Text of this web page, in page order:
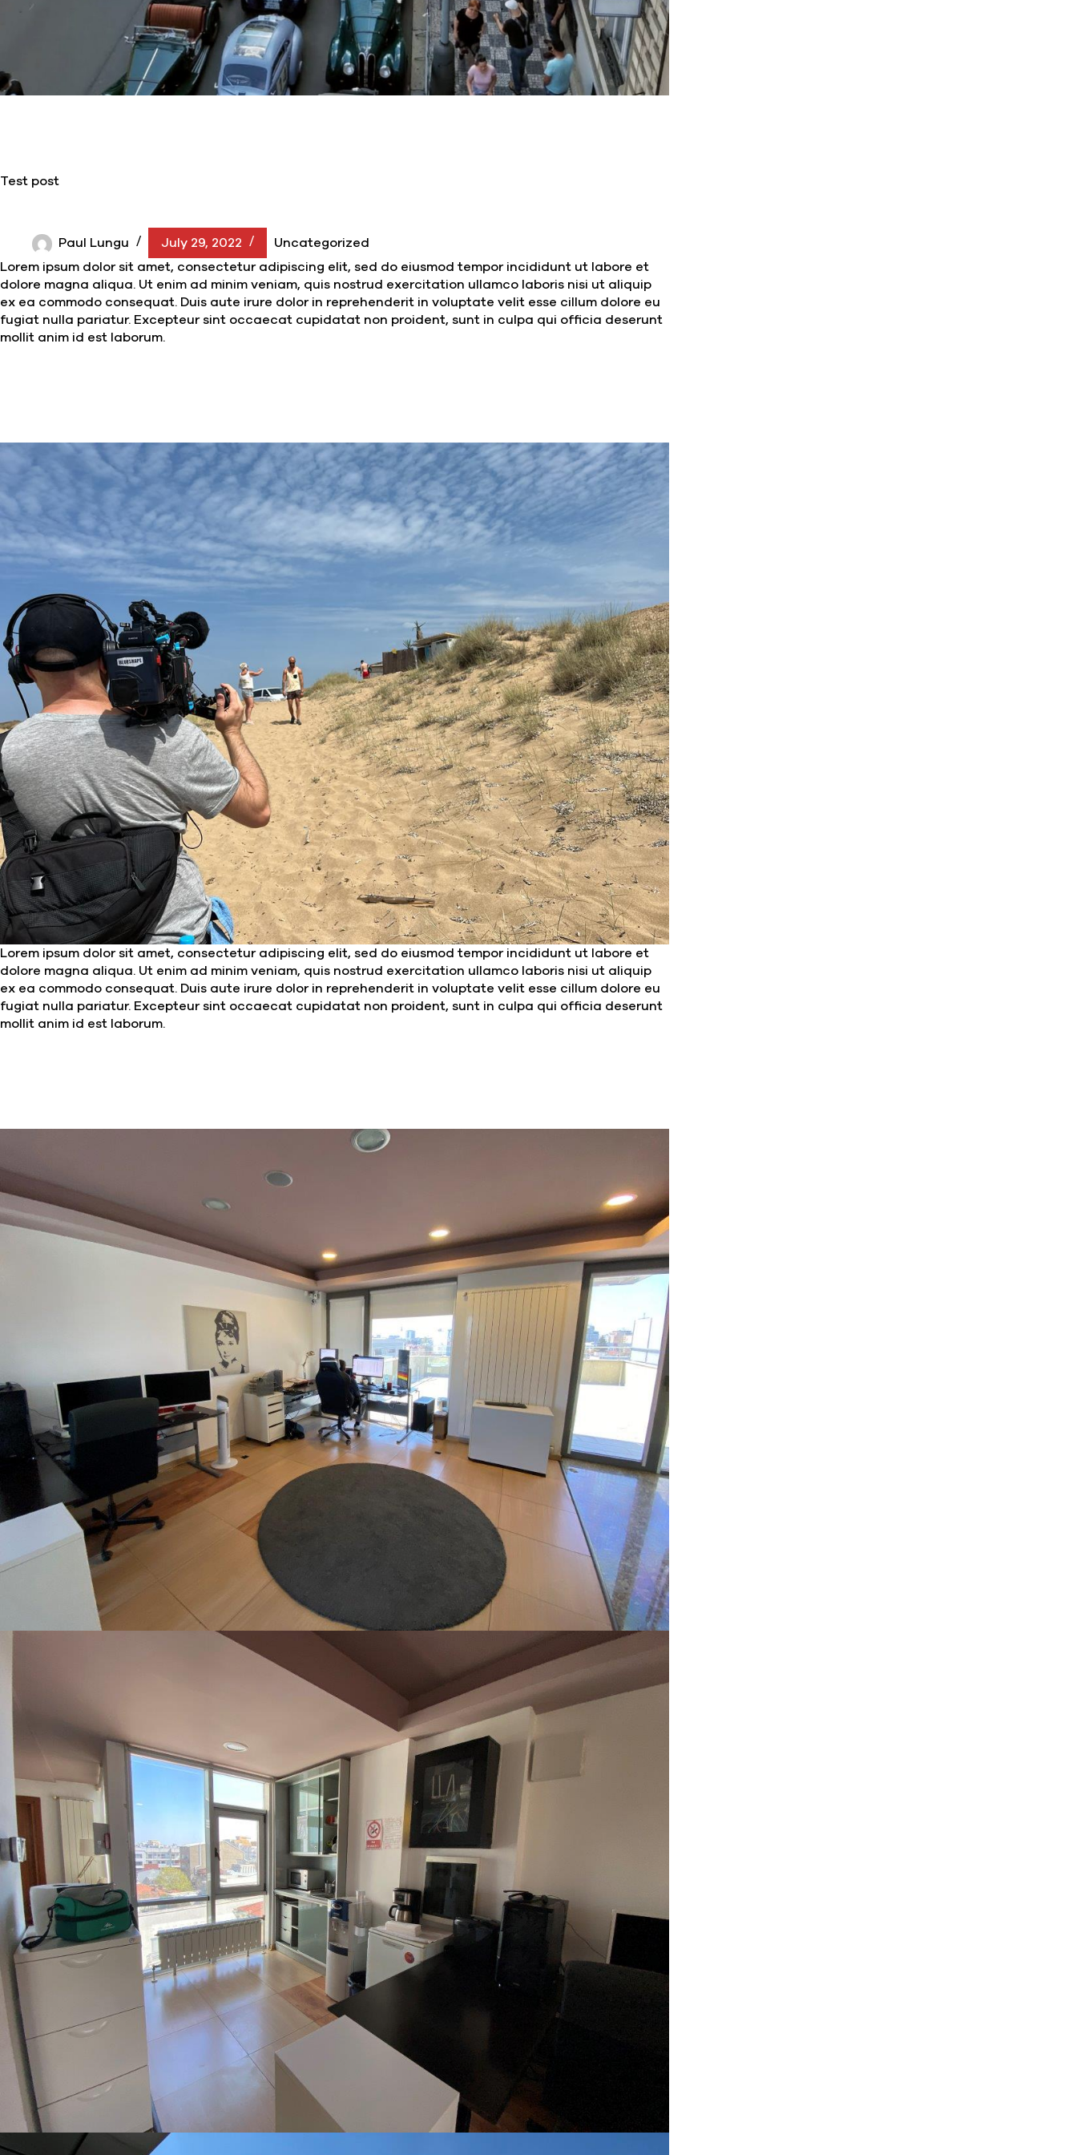
Test post
Paul Lungu July 29, 2022
Uncategorized
Lorem ipsum dolor sit amet, consectetur adipiscing elit, sed do eiusmod tempor incididunt ut labore et
dolore magna aliqua. Ut enim ad minim veniam, quis nostrud exercitation ullamco laboris nisi ut aliquip
ex ea commodo consequat. Duis aute irure dolor in reprehenderit in voluptate velit esse cillum dolore eu
fugiat nulla pariatur. Excepteur sint occaecat cupidatat non proident, sunt in culpa qui officia deserunt
mollit anim id est laborum.
Lorem ipsum dolor sit amet, consectetur adipiscing elit, sed do eiusmod tempor incididunt ut labore et
dolore magna aliqua. Ut enim ad minim veniam, quis nostrud exercitation ullamco laboris nisi ut aliquip
ex ea commodo consequat. Duis aute irure dolor in reprehenderit in voluptate velit esse cillum dolore eu
fugiat nulla pariatur. Excepteur sint occaecat cupidatat non proident, sunt in culpa qui officia deserunt
mollit anim id est laborum.